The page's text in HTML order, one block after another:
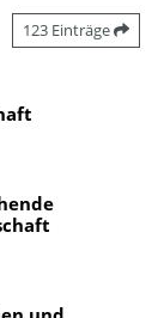
123 Einträge